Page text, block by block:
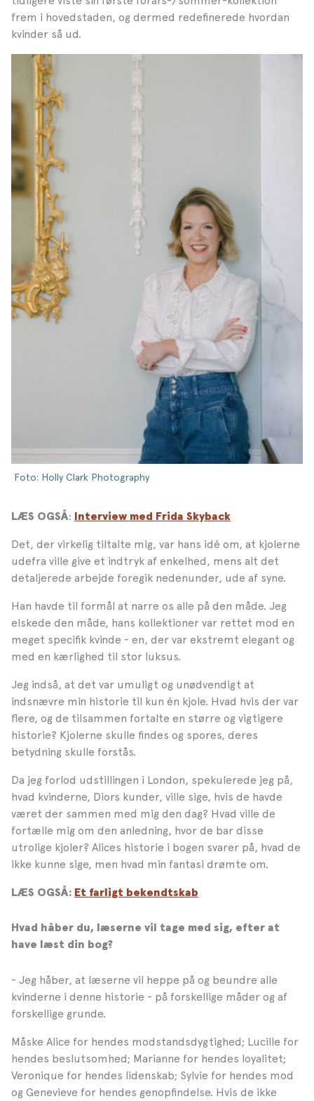
frem i hovedstaden, og dermed redefinerede hvordan
kvinder så ud.
Foto: Holly Clark Photography
LÆS OGSÅ: Interview med Frida Skyback
Det, der virkelig tiltalte mig, var hans idé om, at kjolerne
udefra ville give et indtryk af enkelhed, mens alt det
detaljerede arbejde foregik nedenunder, ude af syne.
Han havde til formål at narre os alle på den måde. Jeg
elskede den måde, hans kollektioner var rettet mod en
meget specifik kvinde - en, der var ekstremt elegant og
med en kærlighed til stor luksus.
Jeg indså, at det var umuligt og unødvendigt at
indsnævre min historie til kun én kjole. Hvad hvis der var
flere, og de tilsammen fortalte en større og vigtigere
historie? Kjolerne skulle findes og spores, deres
betydning skulle forstås.
Da jeg forlod udstillingen i London, spekulerede jeg på,
hvad kvinderne, Diors kunder, ville sige, hvis de havde
været der sammen med mig den dag? Hvad ville de
fortælle mig om den anledning, hvor de bar disse
utrolige kjoler? Alices historie i bogen svarer på, hvad de
ikke kunne sige, men hvad min fantasi drømte om.
LÆS OGSÅ: Et farligt bekendtskab
Hvad håber du, læserne vil tage med sig, efter at
have læst din bog?
- Jeg håber, at læserne vil heppe på og beundre alle
kvinderne i denne historie - på forskellige måder og af
forskellige grunde.
Måske Alice for hendes modstandsdygtighed; Lucille for
hendes beslutsomhed; Marianne for hendes loyalitet;
Veronique for hendes lidenskab; Sylvie for hendes mod
og Genevieve for hendes genopfindelse. Hvis de ikke